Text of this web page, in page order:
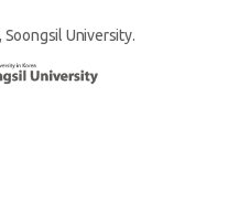
University.